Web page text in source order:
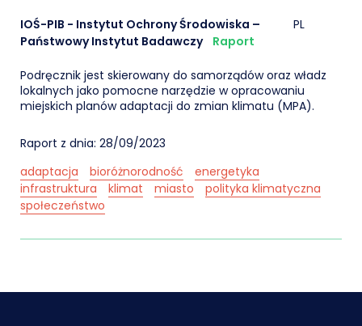
IOŚ-PIB - Instytut Ochrony Środowiska –
Państwowy Instytut Badawczy
Raport
PL
Podręcznik jest skierowany do samorządów oraz władz
lokalnych jako pomocne narzędzie w opracowaniu
miejskich planów adaptacji do zmian klimatu (MPA).
Raport z dnia: 28/09/2023
adaptacja
bioróżnorodność
energetyka
infrastruktura
klimat miasto
polityka klimatyczna
społeczeństwo